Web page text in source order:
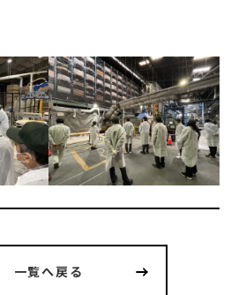
一覧へ戻る